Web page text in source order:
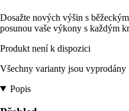
Dosažte nových výšin s
posunou vaše výkony s každým
Produkt není k dispozici
Všechny varianty jsou vyprodány
Popis